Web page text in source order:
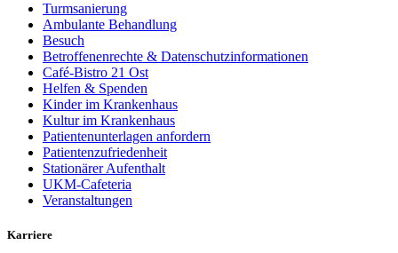
Turmsanierung
Ambulante Behandlung
Besuch
Betroffenenrechte & Datenschutzinformationen
Café-Bistro 21 Ost
Helfen & Spenden
Kinder im Krankenhaus
Kultur im Krankenhaus
Patientenunterlagen anfordern
Patientenzufriedenheit
Stationärer Aufenthalt
UKM-Cafeteria
Veranstaltungen
Karriere